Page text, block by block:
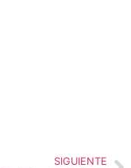
SIGUIENTE